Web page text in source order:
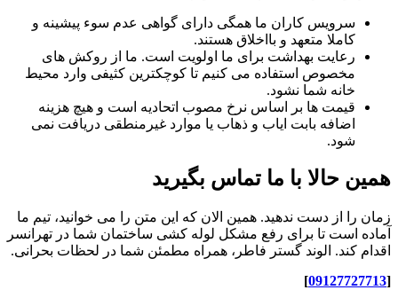
سرویس کاران ما همگی دارای گواهی عدم سوء پیشینه و
کاملا متعهد و بااخلاق هستند.
رعایت بهداشت برای ما اولویت است. ما از روکش های
مخصوص استفاده می کنیم تا کوچکترین کثیفی وارد محیط
خانه شما نشود.
قیمت ها بر اساس نرخ مصوب اتحادیه است و هیچ هزینه
اضافه بابت ایاب و ذهاب یا موارد غیرمنطقی دریافت نمی
شود.
همین حالا با ما تماس بگیرید
زمان را از دست ندهید. همین الان که این متن را می خوانید، تیم ما
آماده است تا برای رفع مشکل لوله کشی ساختمان شما در تهرانسر
اقدام کند. الوند گستر فاطر، همراه مطمئن شما در لحظات بحرانی.
[
09127727713
]